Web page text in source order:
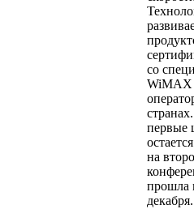
со
WiMAX
первые
на
прошла